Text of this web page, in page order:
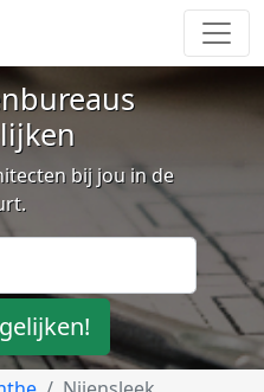
bij jou in de